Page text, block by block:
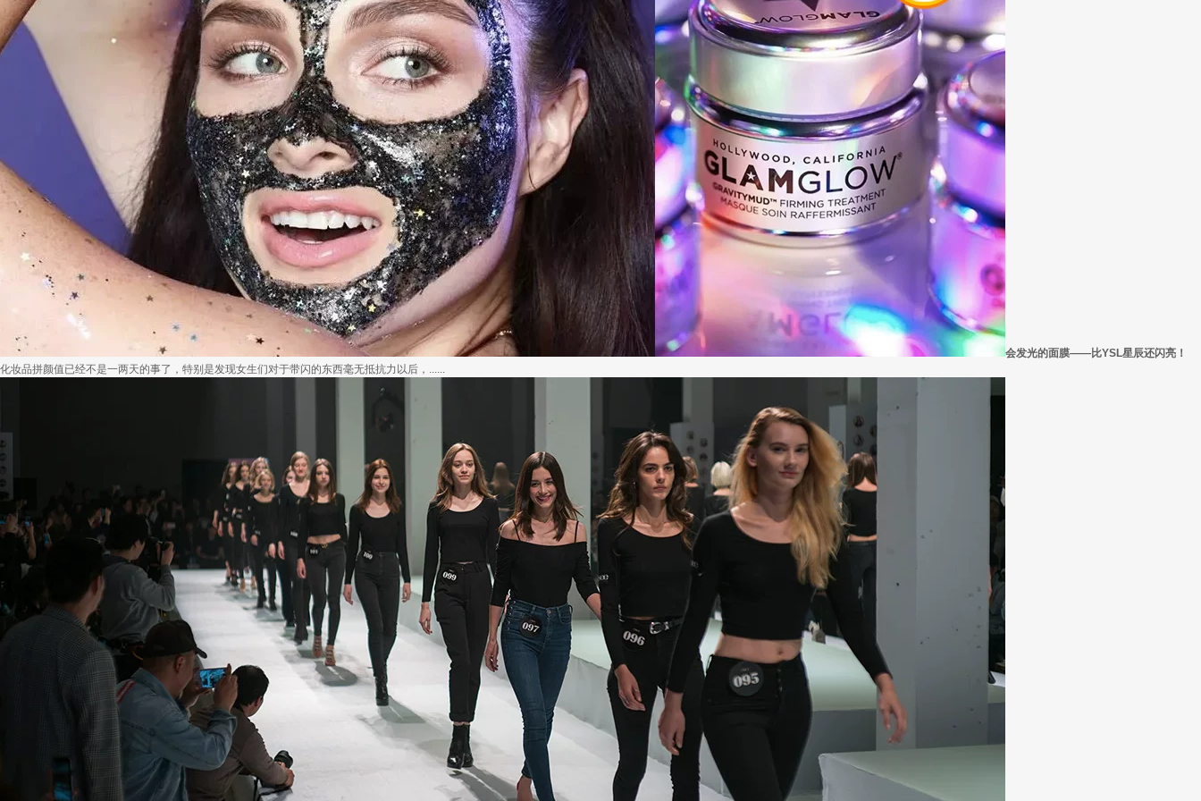
会发光的面膜——比YSL星辰还闪亮！
化妆品拼颜值已经不是一两天的事了，特别是发现女生们对于带闪的东西毫无抵抗力以后，......